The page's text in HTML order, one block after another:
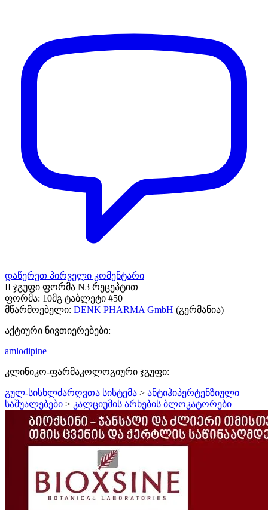
დაწერეთ პირველი კომენტარი
II ჯგუფი ფორმა N3 რეცეპტით
ფორმა: 10მგ ტაბლეტი #50
მწარმოებელი: DENK PHARMA GmbH (გერმანია)
აქტიური ნივთიერებები:
amlodipine
კლინიკო-ფარმაკოლოგიური ჯგუფი:
გულ-სისხლძარღვთა სისტემა > ანტიჰიპერტენზიული
საშუალებები > კალციუმის არხების ბლოკატორები